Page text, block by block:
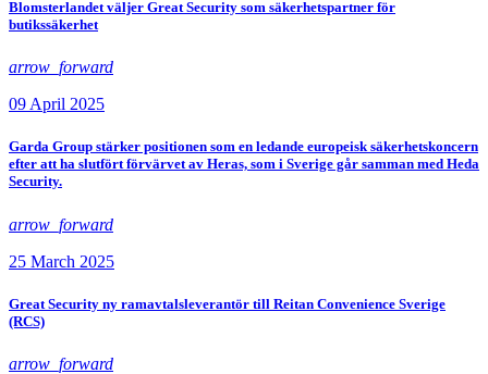
Blomsterlandet väljer Great Security som säkerhetspartner för
butikssäkerhet
arrow_forward
09 April 2025
Garda Group stärker positionen som en ledande europeisk säkerhetskoncern
efter att ha slutfört förvärvet av Heras, som i Sverige går samman med Heda
Security.
arrow_forward
25 March 2025
Great Security ny ramavtalsleverantör till Reitan Convenience Sverige
(RCS)
arrow_forward